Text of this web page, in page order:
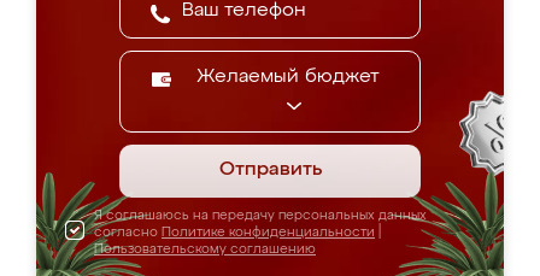
Желаемый бюджет
Отправить
Я соглашаюсь на передачу персональных данных
согласно Политике конфиденциальности
Пользовательскому соглашению